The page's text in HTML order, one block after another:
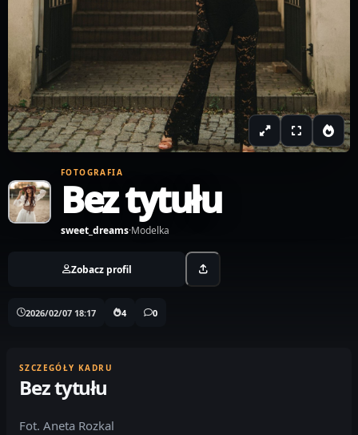
FOTOGRAFIA
Bez tytułu
sweet_dreams·Modelka
Zobacz profil
2026/02/07 18:17 4 0
SZCZEGÓŁY KADRU
Bez tytułu
Fot. Aneta Rozkal